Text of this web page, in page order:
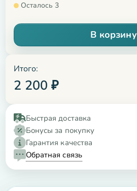
Осталось 3
В корзину
Итого:
2 200 ₽
Быстрая доставка
Бонусы за покупку
Гарантия качества
Обратная связь